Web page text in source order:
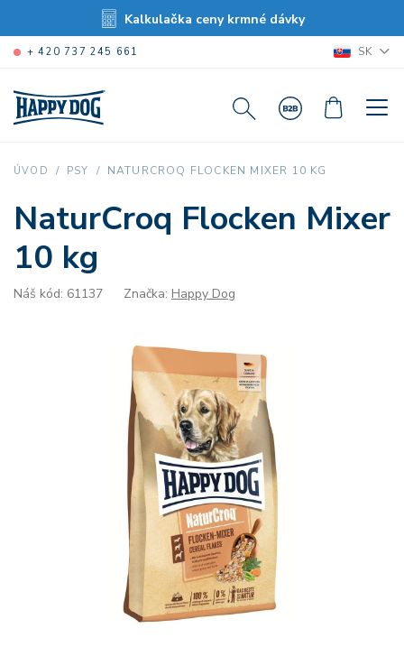
Kalkulačka ceny krmné dávky
+ 420 737 245 661 SK
ÚVOD PSY NATURCROQ FLOCKEN MIXER 10 KG
NaturCroq Flocken Mixer
10 kg
Náš kód: 61137 Značka: Happy Dog